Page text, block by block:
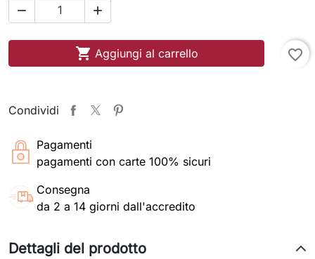
 
 Aggiungi al carrello favorite_border
Condividi
Pagamenti
pagamenti con carte 100% sicuri
Consegna
da 2 a 14 giorni dall'accredito
Dettagli del prodotto